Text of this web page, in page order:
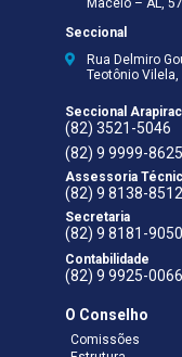
Maceió – AL,
Seccional
Rua Delmiro
Teotônio Vilela,
Seccional
(82) 3521-5046
(82) 9 9999-8625
Assessoria
(82) 9 8138-8512
Secretaria
(82) 9 8181-9050
Contabilidade
(82) 9 9925-0066
O Conselho
Comissões